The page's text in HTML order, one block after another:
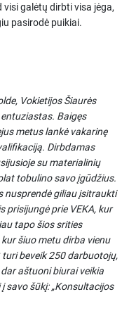
galėtų dirbti visa jėga,
pasirodė puikiai.
Vokietijos Šiaurės
Baigęs
metus lankė vakarinę
Dirbdamas
su materialinių
tobulino savo įgūdžius.
nusprendė giliau įsitraukti
prisijungė prie VEKA, kur
tapo šios srities
kur šiuo metu dirba vienu
beveik 250 darbuotojų,
aštuoni biurai veikia
savo šūkį: „Konsultacijos